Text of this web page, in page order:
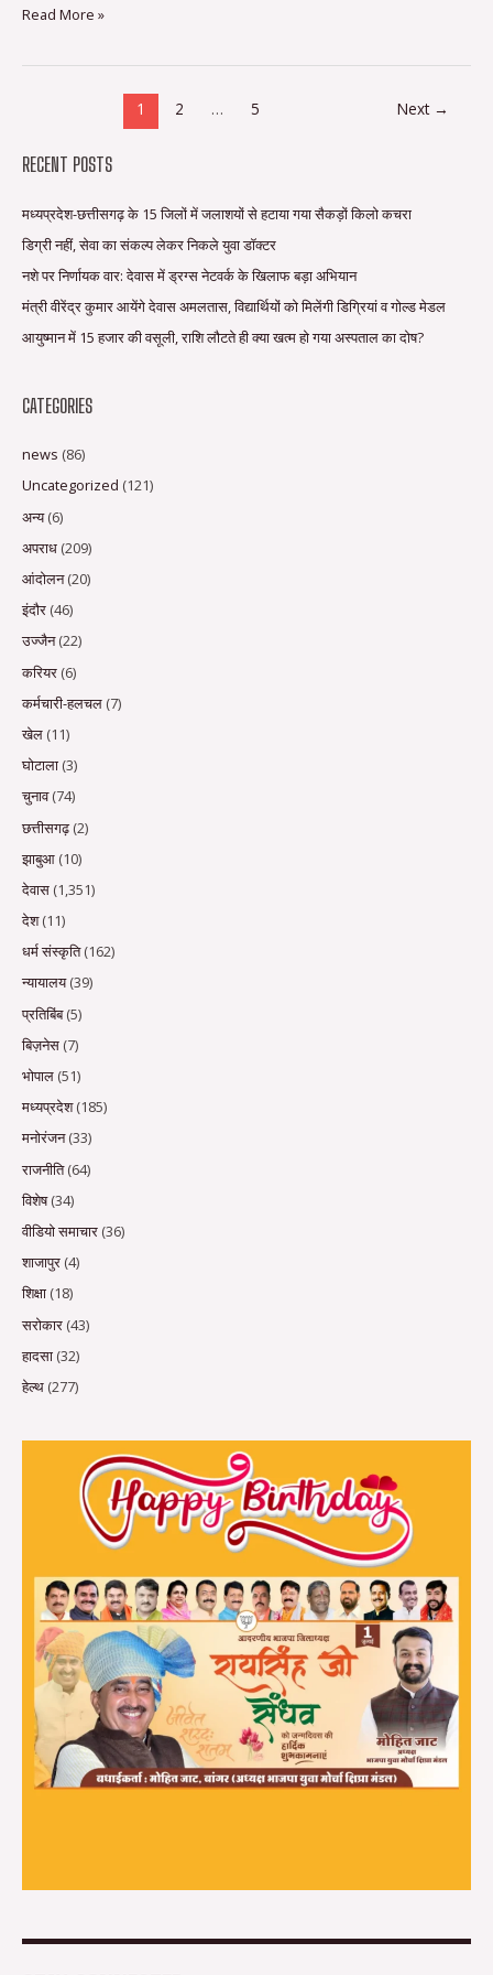
से
Read More »
1 2 … 5 Next →
RECENT POSTS
मध्यप्रदेश-छत्तीसगढ़ के 15 जिलों में जलाशयों से हटाया गया सैकड़ों किलो कचरा
डिग्री नहीं, सेवा का संकल्प लेकर निकले युवा डॉक्टर
नशे पर निर्णायक वार: देवास में ड्रग्स नेटवर्क के खिलाफ बड़ा अभियान
मंत्री वीरेंद्र कुमार आयेंगे देवास अमलतास, विद्यार्थियों को मिलेंगी डिग्रियां व गोल्ड मेडल
आयुष्मान में 15 हजार की वसूली, राशि लौटते ही क्या खत्म हो गया अस्पताल का दोष?
CATEGORIES
news (86)
Uncategorized (121)
अन्य(6)
अपराध (209)
आंदोलन(20)
इंदौर (46)
उज्जैन(22)
करियर (6)
कर्मचारी-हलचल (7)
खेल (11)
घोटाला (3)
चुनाव(74)
छत्तीसगढ़(2)
झाबुआ (10)
देवास (1,351)
देश(11)
धर्म संस्कृति(162)
न्यायालय(39)
प्रतिबिंब(5)
बिज़नेस (7)
भोपाल (51)
मध्यप्रदेश(185)
मनोरंजन(33)
राजनीति(64)
विशेष(34)
वीडियो समाचार (36)
शाजापुर (4)
शिक्षा (18)
सरोकार (43)
हादसा (32)
हेल्थ (277)